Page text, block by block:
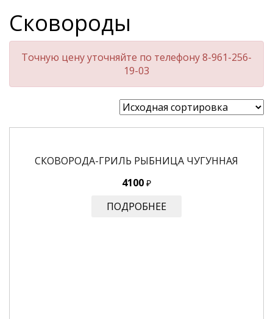
Сковороды
Точную цену уточняйте по телефону 8-961-256-
19-03
СКОВОРОДА-ГРИЛЬ РЫБНИЦА ЧУГУННАЯ
4100 ₽
ПОДРОБНЕЕ